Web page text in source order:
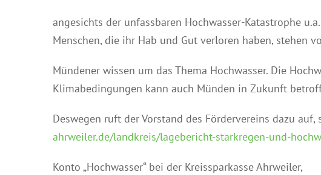
angesichts der unfassbaren Hochwasser-Katastrophe
Menschen, die ihr Hab und Gut verloren haben, stehen
Mündener wissen um das Thema Hochwasser. Die
Klimabedingungen kann auch Münden in Zukunft
Deswegen ruft der Vorstand des Fördervereins dazu
ahrweiler.de/landkreis/lagebericht-starkregen-und-
Konto „Hochwasser“ bei der Kreissparkasse Ahrweiler,